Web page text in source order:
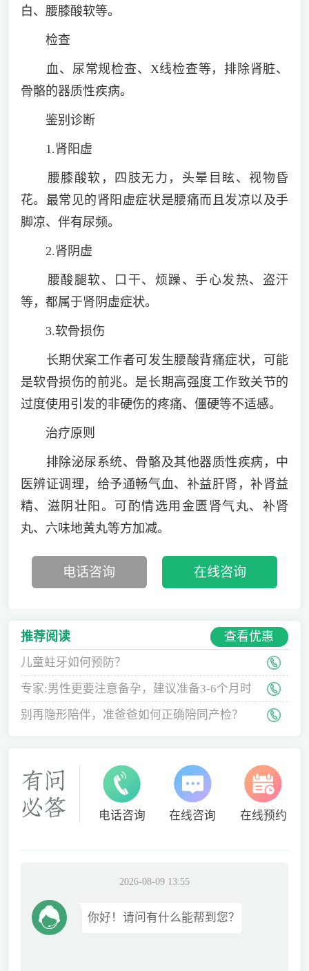
白、腰膝酸软等。
检查
血、尿常规检查、X线检查等，排除肾脏、
骨骼的器质性疾病。
鉴别诊断
1.肾阳虚
腰膝酸软，四肢无力，头晕目眩、视物昏
花。最常见的肾阳虚症状是腰痛而且发凉以及手
脚凉、伴有尿频。
2.肾阴虚
腰酸腿软、口干、烦躁、手心发热、盗汗
等，都属于肾阴虚症状。
3.软骨损伤
长期伏案工作者可发生腰酸背痛症状，可能
是软骨损伤的前兆。是长期高强度工作致关节的
过度使用引发的非硬伤的疼痛、僵硬等不适感。
治疗原则
排除泌尿系统、骨骼及其他器质性疾病，中
医辨证调理，给予通畅气血、补益肝肾，补肾益
精、滋阴壮阳。可酌情选用金匮肾气丸、补肾
丸、六味地黄丸等方加减。
电话咨询 在线咨询
推荐阅读 查看优惠
儿童蛀牙如何预防？
专家:男性更要注意备孕，建议准备3-6个月时
间
别再隐形陪伴，准爸爸如何正确陪同产检？
电话咨询 在线咨询 在线预约
2026-08-09 13:55
你好！请问有什么能帮到您？